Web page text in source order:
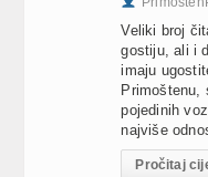
Veliki broj
gostiju, ali i
imaju
Primoštenu,
pojedinih
najviše
Pročitaj